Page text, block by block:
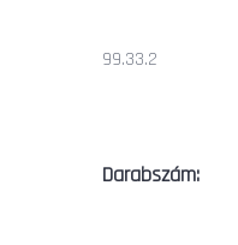
99.33.2
Darabszám: